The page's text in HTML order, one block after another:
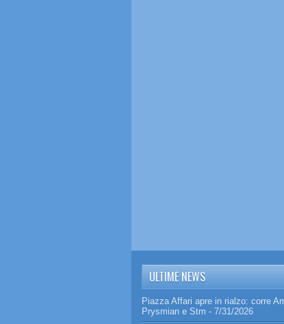
ULTIME NEWS
Piazza Affari apre in rialzo: corre
Prysmian e Stm - 7/31/2026